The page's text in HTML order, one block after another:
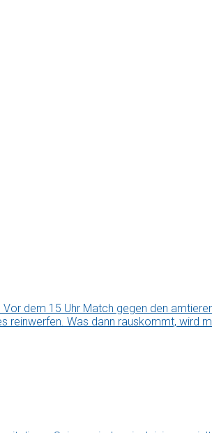
dem 15 Uhr Match gegen den
reinwerfen. Was dann rauskommt, wird